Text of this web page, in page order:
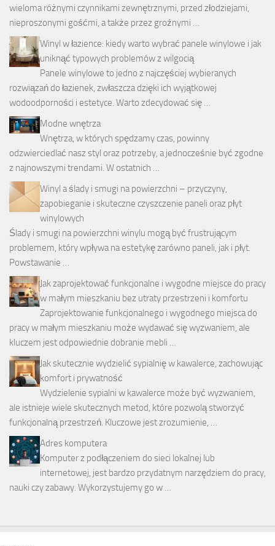
wieloma różnymi czynnikami zewnętrznymi, przed złodziejami,
nieproszonymi gośćmi, a także przez groźnymi …
Winyl w łazience: kiedy warto wybrać panele winylowe i jak
uniknąć typowych problemów z wilgocią
Panele winylowe to jedno z najczęściej wybieranych
rozwiązań do łazienek, zwłaszcza dzięki ich wyjątkowej
wodoodporności i estetyce. Warto zdecydować się …
Modne wnętrza
Wnętrza, w których spędzamy czas, powinny
odzwierciedlać nasz styl oraz potrzeby, a jednocześnie być zgodne
z najnowszymi trendami. W ostatnich …
Winyl a ślady i smugi na powierzchni – przyczyny,
zapobieganie i skuteczne czyszczenie paneli oraz płyt
winylowych
Ślady i smugi na powierzchni winylu mogą być frustrującym
problemem, który wpływa na estetykę zarówno paneli, jak i płyt.
Powstawanie …
Jak zaprojektować funkcjonalne i wygodne miejsce do pracy
w małym mieszkaniu bez utraty przestrzeni i komfortu
Zaprojektowanie funkcjonalnego i wygodnego miejsca do
pracy w małym mieszkaniu może wydawać się wyzwaniem, ale
kluczem jest odpowiednie dobranie mebli …
Jak skutecznie wydzielić sypialnię w kawalerce, zachowując
komfort i prywatność
Wydzielenie sypialni w kawalerce może być wyzwaniem,
ale istnieje wiele skutecznych metod, które pozwolą stworzyć
funkcjonalną przestrzeń. Kluczowe jest zrozumienie, …
Adres komputera
Komputer z podłączeniem do sieci lokalnej lub
internetowej, jest bardzo przydatnym narzędziem do pracy,
nauki czy zabawy. Wykorzystujemy go w …